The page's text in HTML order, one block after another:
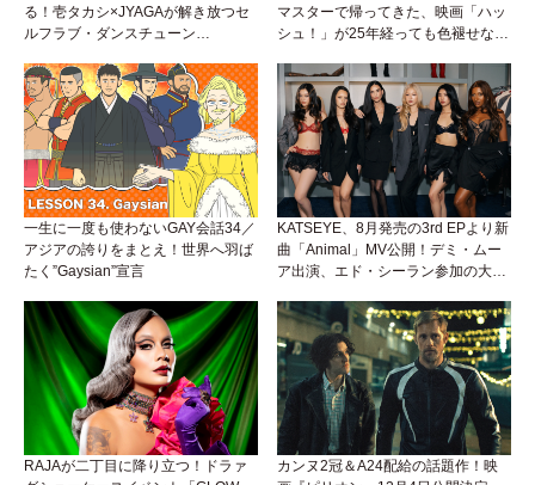
る！壱タカシ×JYAGAが解き放つセ
ルフラブ・ダンスチューン
マスターで帰ってきた、映画「ハッ
シュ！」が25年経っても色褪せない
一生に一度も使わないGAY会話34／
アジアの誇りをまとえ！世界へ羽ば
たく”Gaysian”宣言
KATSEYE、8月発売の3rd EPより新
曲「Animal」MV公開！デミ・ムー
ア出演、エド・シーラン参加の大胆
RAJAが二丁目に降り立つ！ドラァ
カンヌ2冠＆A24配給の話題作！映